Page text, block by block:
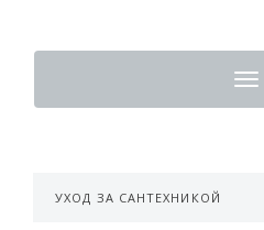
УХОД ЗА САНТЕХНИКОЙ